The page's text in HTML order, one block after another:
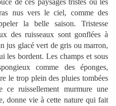
de ces paysages tristes où les
nus vers le ciel, comme des
la belle saison. Tristesse
des ruisseaux sont gonflées à
jus glacé vert de gris ou marron,
les bordent. Les champs et sous
comme des éponges,
le trop plein des pluies tombées
ruissellement murmure une
donne vie à cette nature qui fait